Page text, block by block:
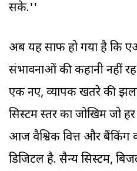
सके.''
अब यह साफ हो गया है कि
संभावनाओं की कहानी नहीं
एक नए, व्यापक खतरे की
सिस्टम स्तर का जोखिम जो
आज वैश्विक वित्त और
डिजिटल है. सैन्य सिस्टम,